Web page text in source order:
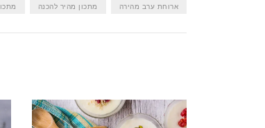
ארוחת ערב מהירה מתכון מהיר להכנה